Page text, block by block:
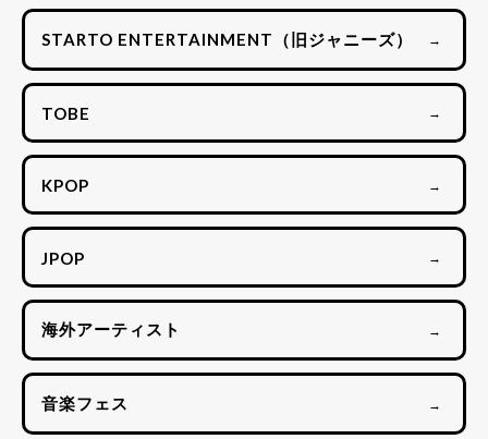
STARTO ENTERTAINMENT（旧ジャニーズ） →
TOBE →
KPOP →
JPOP →
海外アーティスト →
音楽フェス →